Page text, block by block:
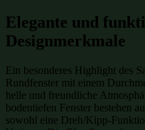
Elegante und
Designmerkmale
Ein besonderes Highlight des
Rundfenster mit einem
helle und freundliche
bodentiefen Fenster bestehen
sowohl eine Dreh/Kipp-